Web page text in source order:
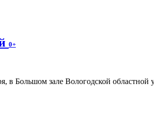
0+
Большом зале Вологодской областной